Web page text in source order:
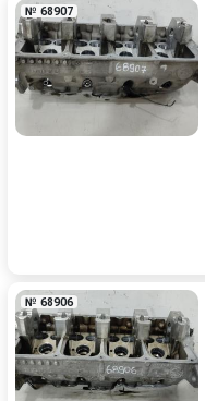
№ 68907
№ 68906